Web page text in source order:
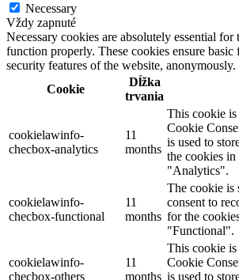
Necessary
Vždy zapnuté
Necessary cookies are absolutely essential for
function properly. These cookies ensure basic
security features of the website, anonymously.
Cookie
Dĺžka
trvania
cookielawinfo-
checbox-analytics
11
months
This cookie
Cookie
is used to
the cookies in
"Analytics".
cookielawinfo-
checbox-functional
11
months
The cookie is
consent to
for the
"Functional".
cookielawinfo-
checbox-others
11
months
This cookie
Cookie
is used to